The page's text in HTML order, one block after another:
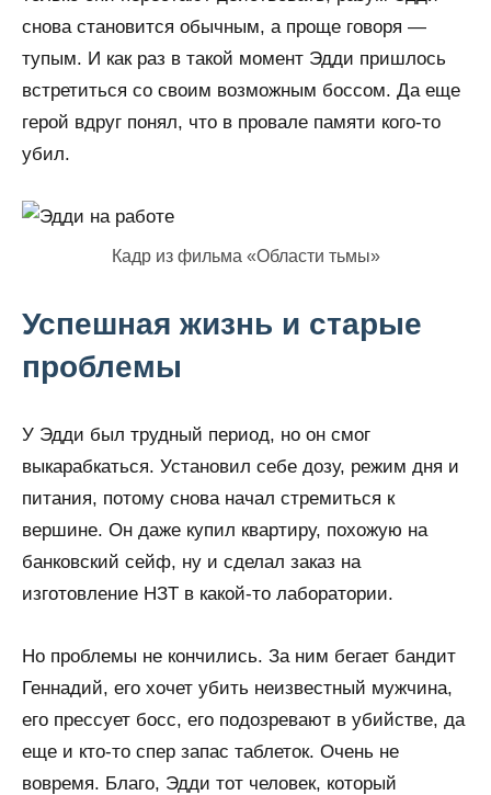
снова становится обычным, а проще говоря —
тупым. И как раз в такой момент Эдди пришлось
встретиться со своим возможным боссом. Да еще
герой вдруг понял, что в провале памяти кого-то
убил.
Кадр из фильма «Области тьмы»
Успешная жизнь и старые
проблемы
У Эдди был трудный период, но он смог
выкарабкаться. Установил себе дозу, режим дня и
питания, потому снова начал стремиться к
вершине. Он даже купил квартиру, похожую на
банковский сейф, ну и сделал заказ на
изготовление НЗТ в какой-то лаборатории.
Но проблемы не кончились. За ним бегает бандит
Геннадий, его хочет убить неизвестный мужчина,
его прессует босс, его подозревают в убийстве, да
еще и кто-то спер запас таблеток. Очень не
вовремя. Благо, Эдди тот человек, который